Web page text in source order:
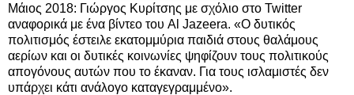
Μάιος 2018: Γιώργος Κυρίτσης με σχόλιο στο Twitter
αναφορικά με ένα βίντεο του Al Jazeera. «Ο δυτικός
πολιτισμός έστειλε εκατομμύρια παιδιά στους θαλάμους
αερίων και οι δυτικές κοινωνίες ψηφίζουν τους πολιτικούς
απογόνους αυτών που το έκαναν. Για τους ισλαμιστές δεν
υπάρχει κάτι ανάλογο καταγεγραμμένο».